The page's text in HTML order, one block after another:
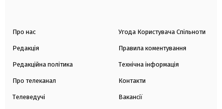
Про нас
Редакція
Редакційна політика
Про телеканал
Телеведучі
Угода Користувача Спільноти
Правила коментування
Технічна інформація
Контакти
Вакансії